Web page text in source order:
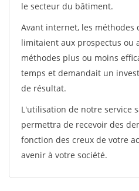
le secteur du bâtiment.
Avant internet, les méthodes
limitaient aux prospectus ou
méthodes plus ou moins
temps et demandait un
de résultat.
L'utilisation de notre service
permettra de recevoir des
fonction des creux de votre
avenir à votre société.